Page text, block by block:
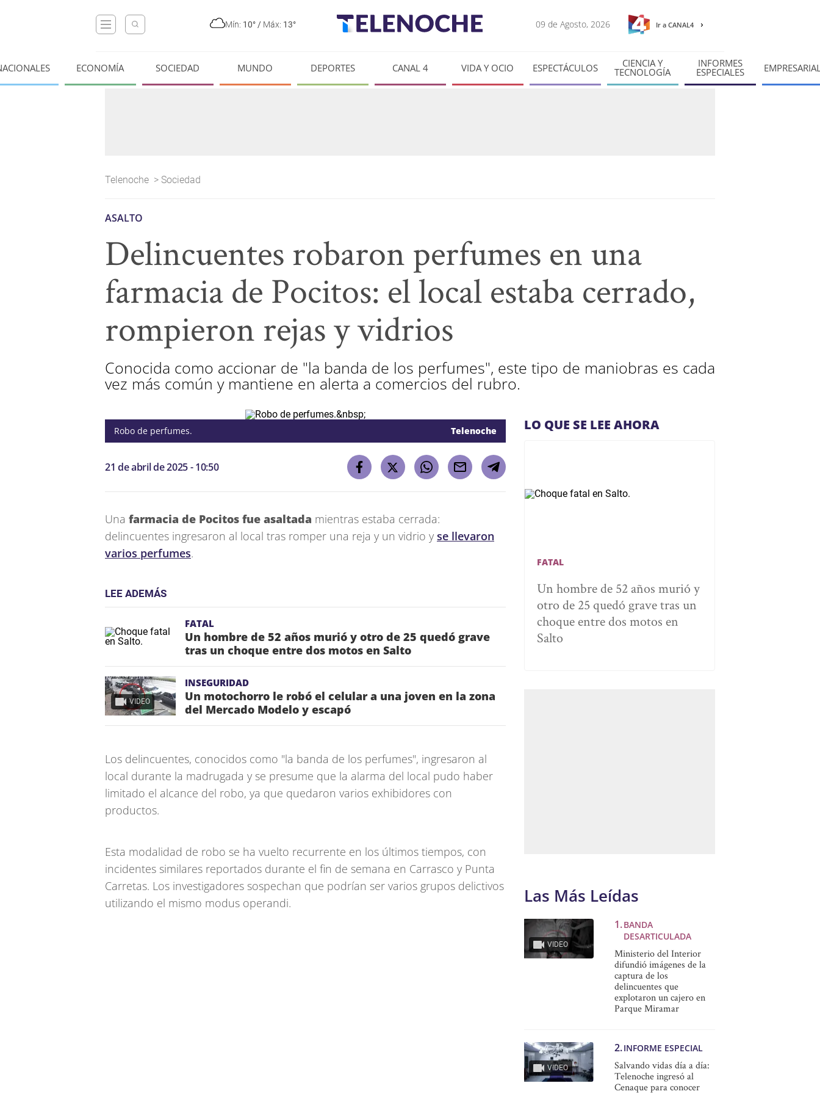
Mín: 10° / Máx: 13° 09 de Agosto, 2026 Ir a CANAL4
ECONOMÍA SOCIEDAD MUNDO DEPORTES CANAL 4 VIDA Y OCIO ESPECTÁCULOS CIENCIA Y
TECNOLOGÍA
INFORMES
ESPECIALES
Telenoche > Sociedad
ASALTO
Delincuentes robaron perfumes en una
farmacia de Pocitos: el local estaba cerrado,
rompieron rejas y vidrios
Conocida como accionar de "la banda de los perfumes", este tipo de maniobras es cada
vez más común y mantiene en alerta a comercios del rubro.
Robo de perfumes. Telenoche
21 de abril de 2025 - 10:50
Una farmacia de Pocitos fue asaltada mientras estaba cerrada:
delincuentes ingresaron al local tras romper una reja y un vidrio y se llevaron
varios perfumes.
LEE ADEMÁS
FATAL
Un hombre de 52 años murió y otro de 25 quedó grave
tras un choque entre dos motos en Salto
VIDEO
INSEGURIDAD
Un motochorro le robó el celular a una joven en la zona
del Mercado Modelo y escapó
Los delincuentes, conocidos como "la banda de los perfumes", ingresaron al
local durante la madrugada y se presume que la alarma del local pudo haber
limitado el alcance del robo, ya que quedaron varios exhibidores con
productos.
Esta modalidad de robo se ha vuelto recurrente en los últimos tiempos, con
incidentes similares reportados durante el fin de semana en Carrasco y Punta
Carretas. Los investigadores sospechan que podrían ser varios grupos delictivos
utilizando el mismo modus operandi.
LO QUE SE LEE AHORA
FATAL
Un hombre de 52 años murió y
otro de 25 quedó grave tras un
choque entre dos motos en
Salto
Las Más Leídas
VIDEO
BANDA
DESARTICULADA
Ministerio del Interior
difundió imágenes de la
captura de los
delincuentes que
explotaron un cajero en
Parque Miramar
VIDEO
INFORME ESPECIAL
Salvando vidas día a día:
Telenoche ingresó al
Cenaque para conocer